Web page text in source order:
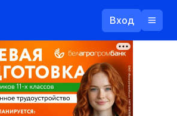
Вход